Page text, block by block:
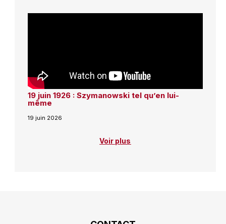
19 juin 1926 : Szymanowski tel qu’en lui-
même
19 juin 2026
Voir plus